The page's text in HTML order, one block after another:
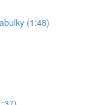
(1:48)